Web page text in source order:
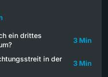
ein drittes
3 Min
in der
3 Min